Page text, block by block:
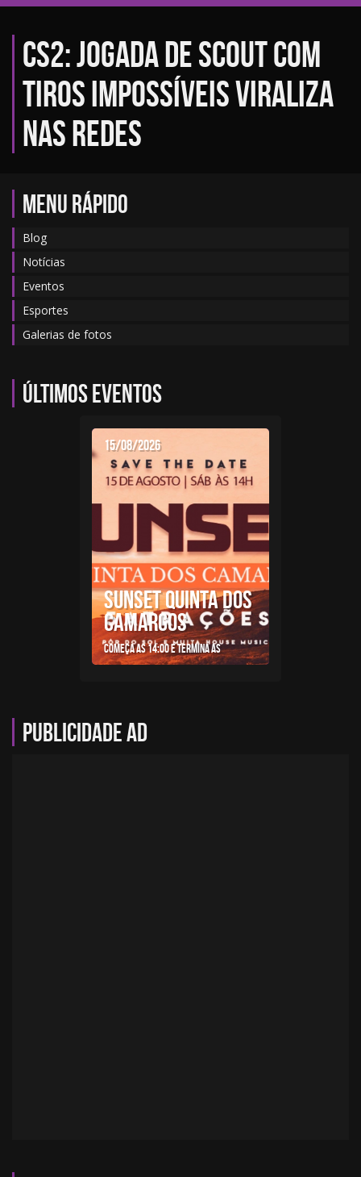
CS2: jogada de Scout com
tiros impossíveis viraliza
nas redes
MENU RÁPIDO
Blog
Notícias
Eventos
Esportes
Galerias de fotos
Últimos eventos
15/08/2026
SUNSET QUINTA DOS
CAMARGOS
Começa as 14:00 e termina as
Publicidade AD